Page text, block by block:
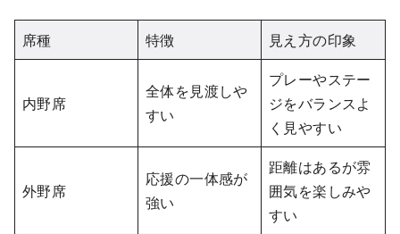
席種 特徴 見え方の印象
内野席
全体を見渡しや
すい
プレーやステー
ジをバランスよ
く見やすい
外野席
応援の一体感が
強い
距離はあるが雰
囲気を楽しみや
すい